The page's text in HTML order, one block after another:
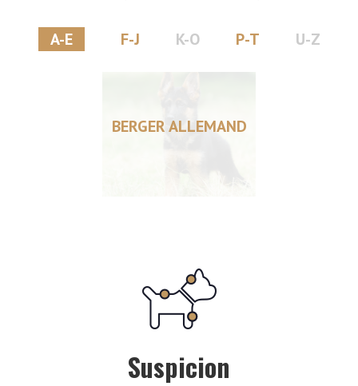
A-E F-J K-O P-T U-Z
BERGER ALLEMAND
Suspicion